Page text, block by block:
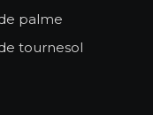
palme
tournesol